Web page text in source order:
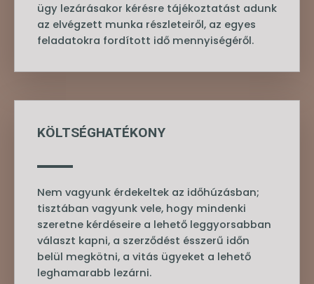
ügy lezárásakor kérésre tájékoztatást adunk
az elvégzett munka részleteiről, az egyes
feladatokra fordított idő mennyiségéről.
KÖLTSÉGHATÉKONY
Nem vagyunk érdekeltek az időhúzásban;
tisztában vagyunk vele, hogy mindenki
szeretne kérdéseire a lehető leggyorsabban
választ kapni, a szerződést ésszerű időn
belül megkötni, a vitás ügyeket a lehető
leghamarabb lezárni.